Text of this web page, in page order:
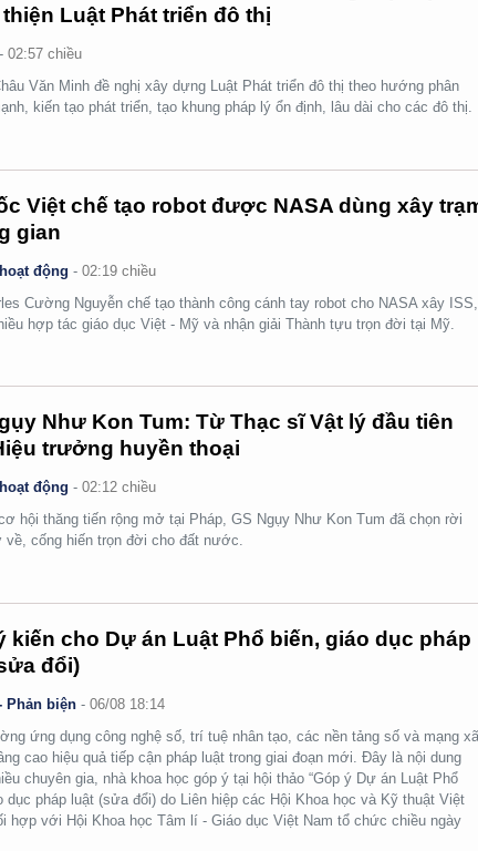
thiện Luật Phát triển đô thị
-02:57 chiều
Văn Minh đề nghị xây dựng Luật Phát triển đô thị theo hướng phân
kiến tạo phát triển, tạo khung pháp lý ổn định, lâu dài cho các đô thị.
Việt chế tạo robot được NASA dùng xây
gian
động -02:19 chiều
Cường Nguyễn chế tạo thành công cánh tay robot cho NASA xây ISS,
hợp tác giáo dục Việt - Mỹ và nhận giải Thành tựu trọn đời tại Mỹ.
Như Kon Tum: Từ Thạc sĩ Vật lý đầu tiên
trưởng huyền thoại
động -02:12 chiều
hội thăng tiến rộng mở tại Pháp, GS Ngụy Như Kon Tum đã chọn rời
về, cống hiến trọn đời cho đất nước.
kiến cho Dự án Luật Phổ biến, giáo dục pháp
đổi)
Phản biện -06/08 18:14
ứng dụng công nghệ số, trí tuệ nhân tạo, các nền tảng số và mạng
cao hiệu quả tiếp cận pháp luật trong giai đoạn mới. Đây là nội dung
chuyên gia, nhà khoa học góp ý tại hội thảo “Góp ý Dự án Luật Phổ
dục pháp luật (sửa đổi) do Liên hiệp các Hội Khoa học và Kỹ thuật Việt
hợp với Hội Khoa học Tâm lí - Giáo dục Việt Nam tổ chức chiều ngày